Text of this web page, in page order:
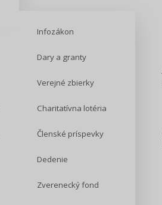
Infozákon
Dary a granty
Verejné zbierky
Charitatívna lotéria
Členské príspevky
Dedenie
Zverenecký fond